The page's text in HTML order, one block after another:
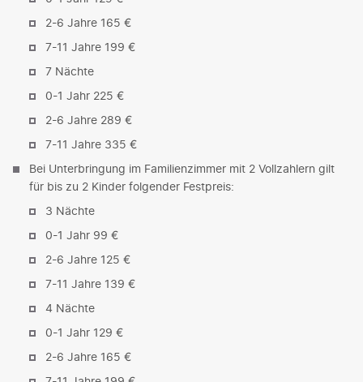
2-6 Jahre 165 €
7-11 Jahre 199 €
7 Nächte
0-1 Jahr 225 €
2-6 Jahre 289 €
7-11 Jahre 335 €
Bei Unterbringung im Familienzimmer mit 2 Vollzahlern gilt
für bis zu 2 Kinder folgender Festpreis:
3 Nächte
0-1 Jahr 99 €
2-6 Jahre 125 €
7-11 Jahre 139 €
4 Nächte
0-1 Jahr 129 €
2-6 Jahre 165 €